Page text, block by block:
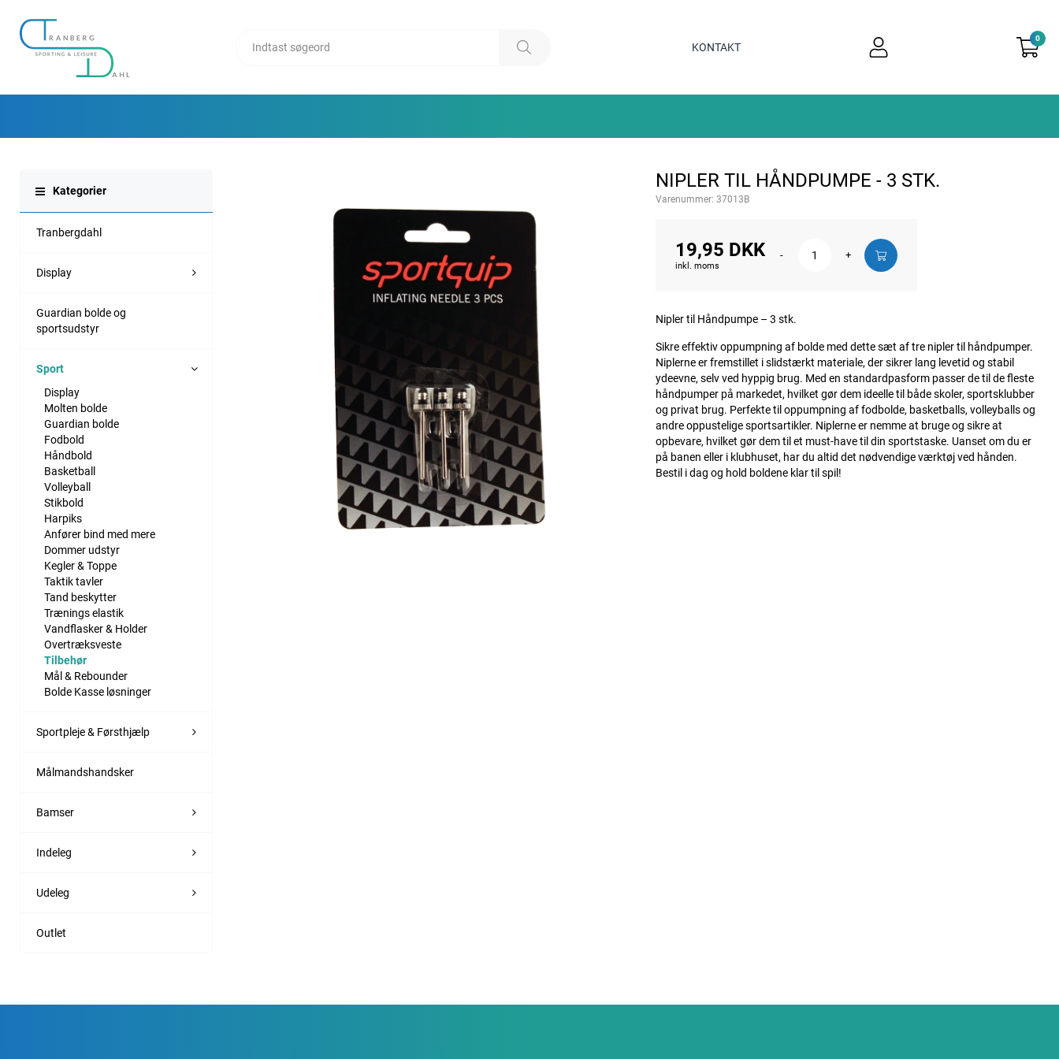
KONTAKT
0
Kategorier
Tranbergdahl
Display
Guardian bolde og
sportsudstyr
Sport
Display
Molten bolde
Guardian bolde
Fodbold
Håndbold
Basketball
Volleyball
Stikbold
Harpiks
Anfører bind med mere
Dommer udstyr
Kegler & Toppe
Taktik tavler
Tand beskytter
Trænings elastik
Vandflasker & Holder
Overtræksveste
Tilbehør
Mål & Rebounder
Bolde Kasse løsninger
Sportpleje & Førsthjælp
Målmandshandsker
Bamser
Indeleg
Udeleg
Outlet
NIPLER TIL HÅNDPUMPE - 3 STK.
Varenummer: 37013B
19,95 DKK
inkl. moms
- +
Nipler til Håndpumpe – 3 stk.
Sikre effektiv oppumpning af bolde med dette sæt af tre nipler til håndpumper.
Niplerne er fremstillet i slidstærkt materiale, der sikrer lang levetid og stabil
ydeevne, selv ved hyppig brug. Med en standardpasform passer de til de fleste
håndpumper på markedet, hvilket gør dem ideelle til både skoler, sportsklubber
og privat brug. Perfekte til oppumpning af fodbolde, basketballs, volleyballs og
andre oppustelige sportsartikler. Niplerne er nemme at bruge og sikre at
opbevare, hvilket gør dem til et must-have til din sportstaske. Uanset om du er
på banen eller i klubhuset, har du altid det nødvendige værktøj ved hånden.
Bestil i dag og hold boldene klar til spil!